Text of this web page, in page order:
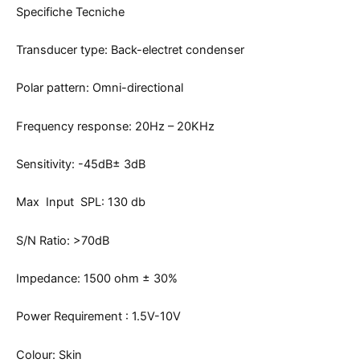
Specifiche Tecniche
Transducer type: Back-electret condenser
Polar pattern: Omni-directional
Frequency response: 20Hz – 20KHz
Sensitivity: -45dB± 3dB
Max Input SPL: 130 db
S/N Ratio: >70dB
Impedance: 1500 ohm ± 30%
Power Requirement : 1.5V-10V
Colour: Skin